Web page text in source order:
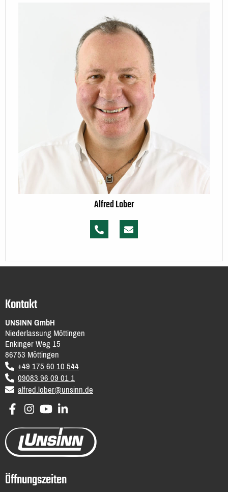
Alfred Lober
Kontakt
UNSINN GmbH
Niederlassung Möttingen
Enkinger Weg 15
86753Möttingen
DE +49 175 60 10 544
09083 96 09 01 1
email
alfred.lober@unsinn.de
Öffnungszeiten